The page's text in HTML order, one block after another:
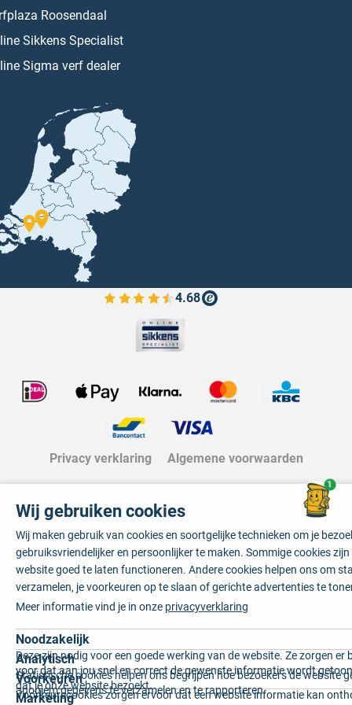
Roosendaal
Sikkens Specialist
Sigma verf dealer
4.68
Bekijk de verfplaza beoordelingen
Privacy verklaring Algemene voorwaarden
1
Wij gebruiken cookies
Wij maken gebruik van cookies en soortgelijke technieken om je
gebruiksvriendelijker en persoonlijker te maken. Sommige cookies
website goed te laten functioneren. Andere cookies helpen ons om
verzamelen, je voorkeuren op te slaan of gerichte advertenties te
Meer informatie vind je in onze privacyverklaring
Noodzakelijk
Deze zijn nodig voor een goede werking van de website. Ze zorgen er
voor dat aan jou snel en correct de gewenste informatie wordt
dat je onze website bezoekt.
Analytisch
Statistische cookies helpen ons begrijpen hoe bezoekers de website
anoniem gegevens te verzamelen en te rapporteren.
Voorkeuren
Voorkeurscookies zorgen ervoor dat een website informatie kan
Marketing